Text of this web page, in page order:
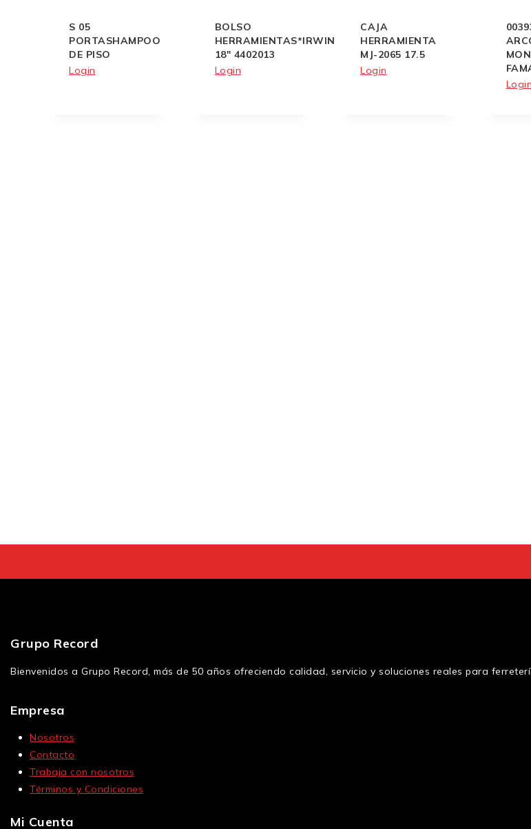
S 05
PORTASHAMPOO
DE PISO
Login
BOLSO
HERRAMIENTAS*IRWIN
18″ 4402013
Login
CAJA
HERRAMIENTA
MJ-2065 17.5
Login
Login
Grupo Record
Bienvenidos a Grupo Record, más de 50 años ofreciendo calidad, servicio y soluciones reales para
Empresa
Nosotros
Contacto
Trabaja con nosotros
Términos y Condiciones
Mi Cuenta